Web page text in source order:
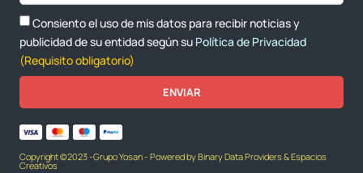
Consiento el uso de mis datos para recibir noticias y
publicidad de su entidad según su Política de Privacidad
(Requisito obligatorio)
ENVIAR
Copyright ©2023 -Grupo Yosan - Powered by Binary Data Providers & Espacios
Creativos